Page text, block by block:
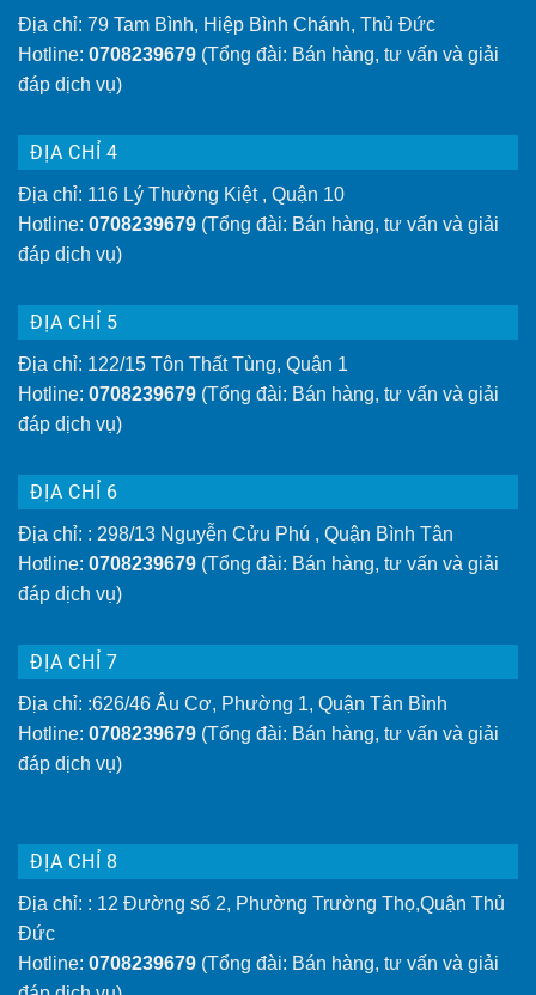
Địa chỉ: 79 Tam Bình, Hiệp Bình Chánh, Thủ Đức
Hotline: 0708239679 (Tổng đài: Bán hàng, tư vấn và giải
đáp dịch vụ)
ĐỊA CHỈ 4
Địa chỉ: 116 Lý Thường Kiệt , Quận 10
Hotline: 0708239679 (Tổng đài: Bán hàng, tư vấn và giải
đáp dịch vụ)
ĐỊA CHỈ 5
Địa chỉ: 122/15 Tôn Thất Tùng, Quận 1
Hotline: 0708239679 (Tổng đài: Bán hàng, tư vấn và giải
đáp dịch vụ)
ĐỊA CHỈ 6
Địa chỉ: : 298/13 Nguyễn Cửu Phú , Quận Bình Tân
Hotline: 0708239679 (Tổng đài: Bán hàng, tư vấn và giải
đáp dịch vụ)
ĐỊA CHỈ 7
Địa chỉ: :626/46 Âu Cơ, Phường 1, Quận Tân Bình
Hotline: 0708239679 (Tổng đài: Bán hàng, tư vấn và giải
đáp dịch vụ)
ĐỊA CHỈ 8
Địa chỉ: : 12 Đường số 2, Phường Trường Thọ,Quận Thủ
Đức
Hotline: 0708239679 (Tổng đài: Bán hàng, tư vấn và giải